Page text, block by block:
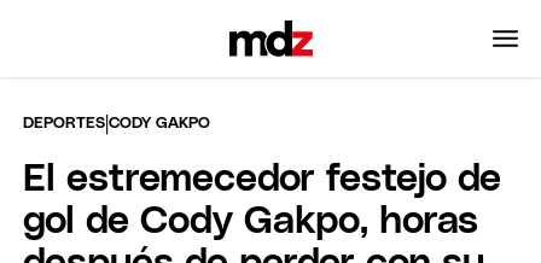
DEPORTES |CODY GAKPO
El estremecedor festejo de
gol de Cody Gakpo, horas